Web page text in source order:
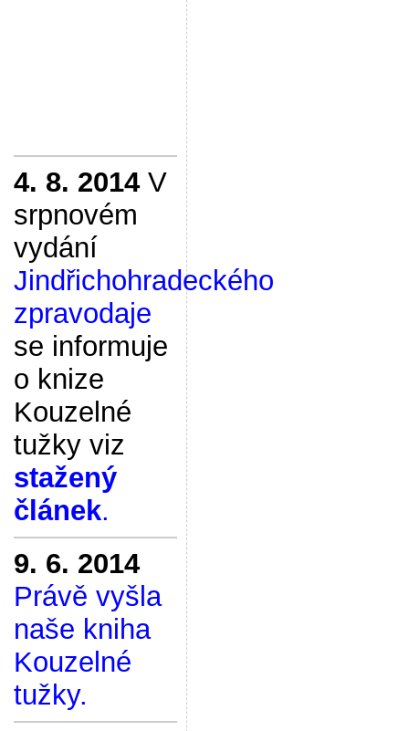
4. 8. 2014V
srpnovém
vydání
Jindřichohradeckého
zpravodaje
se informuje
o knize
Kouzelné
tužky viz
stažený
článek.
9. 6. 2014
Právě vyšla
naše kniha
Kouzelné
tužky.